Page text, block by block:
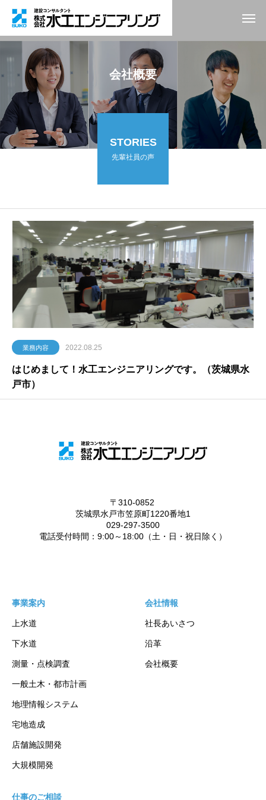
会社概要
STORIES
先輩社員の声
業務内容 2022.08.25
はじめまして！水工エンジニアリングです。（茨城県水
戸市）
事業案内
上水道
下水道
測量・点検調査
一般土木・都市計画
地理情報システム
宅地造成
店舗施設開発
大規模開発
会社情報
社長あいさつ
沿革
会社概要
仕事のご相談